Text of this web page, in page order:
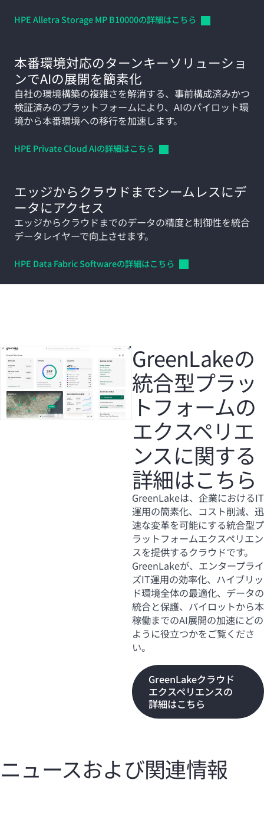
HPE Alletra Storage MPB10000の詳細はこちら
本番環境対応のターンキーソリューショ
ンでAIの展開を簡素化
自社の環境構築の複雑さを解消する、事前構成済みかつ
検証済みのプラットフォームにより、AIのパイロット環
境から本番環境への移行を加速します。
HPE Private CloudAIの詳細はこちら
エッジからクラウドまでシームレスにデ
ータにアクセス
エッジからクラウドまでのデータの精度と制御性を統合
データレイヤーで向上させます。
HPE Data FabricSoftwareの詳細はこちら
GreenLakeの
統合型プラッ
トフォームの
エクスペリエ
ンスに関する
詳細はこちら
GreenLakeは、企業におけるIT
運用の簡素化、コスト削減、迅
速な変革を可能にする統合型プ
ラットフォームエクスペリエン
スを提供するクラウドです。
GreenLakeが、エンタープライ
ズIT運用の効率化、ハイブリッ
ド環境全体の最適化、データの
統合と保護、パイロットから本
稼働までのAI展開の加速にどの
ように役立つかをご覧くださ
い。
GreenLakeクラウド
エクスペリエンスの
詳細はこちら
ニュースおよび関連情報